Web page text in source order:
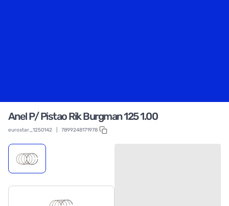
Anel P/ Pistao Rik Burgman 125 1.00
eurostar_1250142 7899248171978